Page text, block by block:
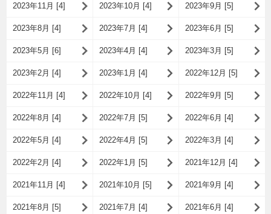
2023年11月 [4] 2023年10月 [4] 2023年9月 [5]
2023年8月 [4] 2023年7月 [4] 2023年6月 [5]
2023年5月 [6] 2023年4月 [4] 2023年3月 [5]
2023年2月 [4] 2023年1月 [4] 2022年12月 [5]
2022年11月 [4] 2022年10月 [4] 2022年9月 [5]
2022年8月 [4] 2022年7月 [5] 2022年6月 [4]
2022年5月 [4] 2022年4月 [5] 2022年3月 [4]
2022年2月 [4] 2022年1月 [5] 2021年12月 [4]
2021年11月 [4] 2021年10月 [5] 2021年9月 [4]
2021年8月 [5] 2021年7月 [4] 2021年6月 [4]